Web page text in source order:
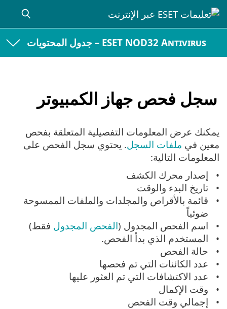
ESET NOD32 Antivirus – جدول المحتويات
سجل فحص جهاز الكمبيوتر
يمكنك عرض المعلومات التفصيلية المتعلقة بفحص
معين في ملفات السجل. يحتوي سجل الفحص على
المعلومات التالية:
إصدار محرك الكشف
تاريخ البدء والوقت
قائمة بالأقراص والمجلدات والملفات الممسوحة
ضوئياً
اسم الفحص المجدول (الفحص المجدول فقط)
المستخدم الذي بدأ الفحص.
حالة الفحص
عدد الكائنات التي تم فحصها
عدد الاكتشافات التي تم العثور عليها
وقت الإكمال
إجمالي وقت الفحص